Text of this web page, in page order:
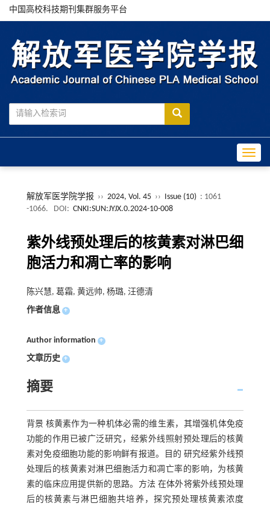
中国高校科技期刊集群服务平台
解放军医学院学报 ›› 2024, Vol. 45 ›› Issue (10) : 1061
-1066.
DOI: CNKI:SUN:JYJX.0.2024-10-008
紫外线预处理后的核黄素对淋巴细
胞活力和凋亡率的影响
陈兴慧, 葛霜, 黄远帅, 杨璐, 汪德清
作者信息 +
Author information +
文章历史 +
摘要
背景 核黄素作为一种机体必需的维生素，其增强机体免疫
功能的作用已被广泛研究，经紫外线照射预处理后的核黄
素对免疫细胞功能的影响鲜有报道。目的 研究经紫外线预
处理后的核黄素对淋巴细胞活力和凋亡率的影响，为核黄
素的临床应用提供新的思路。方法 在体外将紫外线预处理
后的核黄素与淋巴细胞共培养，探究预处理核黄素浓度